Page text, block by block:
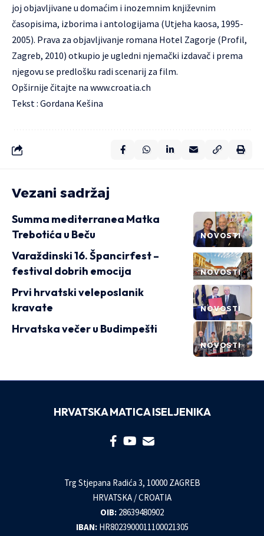
joj objavljivane u domaćim i inozemnim književnim
časopisima, izborima i antologijama (Utjeha kaosa, 1995-
2005). Prava za objavljivanje romana Hotel Zagorje (Profil,
Zagreb, 2010) otkupio je ugledni njemački izdavač i prema
njegovu se predlošku radi scenarij za film.
Opširnije čitajte na www.croatia.ch
Tekst : Gordana Kešina
Vezani sadržaj
NOVOSTI
Summa mediterranea Matka
Trebotića u Beču
NOVOSTI
Varaždinski 16. Špancirfest –
festival dobrih emocija
NOVOSTI
Prvi hrvatski veleposlanik
kravate
NOVOSTI
Hrvatska večer u Budimpešti
HRVATSKA MATICA ISELJENIKA
Trg Stjepana Radića 3, 10000 ZAGREB
HRVATSKA / CROATIA
OIB: 28639480902
IBAN: HR8023900011100021305